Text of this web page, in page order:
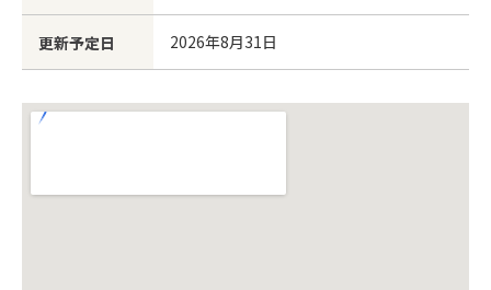
更新予定日 2026年8月31日